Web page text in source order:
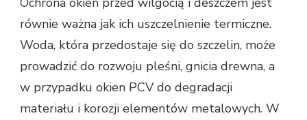
równie ważna jak ich uszczelnienie termiczne.
Woda, która przedostaje się do szczelin, może
prowadzić do rozwoju pleśni, gnicia drewna, a
w przypadku okien PCV do degradacji
materiału i korozji elementów metalowych. W